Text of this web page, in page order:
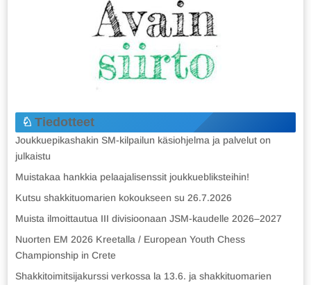
Tiedotteet
Joukkuepikashakin SM-kilpailun käsiohjelma ja palvelut on
julkaistu
Muistakaa hankkia pelaajalisenssit joukkuebliksteihin!
Kutsu shakkituomarien kokoukseen su 26.7.2026
Muista ilmoittautua III divisioonaan JSM-kaudelle 2026–2027
Nuorten EM 2026 Kreetalla / European Youth Chess
Championship in Crete
Shakkitoimitsijakurssi verkossa la 13.6. ja shakkituomarien